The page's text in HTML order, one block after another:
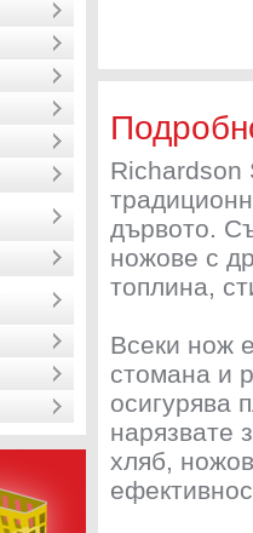
Richardson
дървото.
ножове с
топлина,
Всеки нож
стомана и
осигурява
нарязвате
хляб,